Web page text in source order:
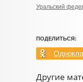
Уральский
ПОДЕЛИТЬСЯ:
Другие